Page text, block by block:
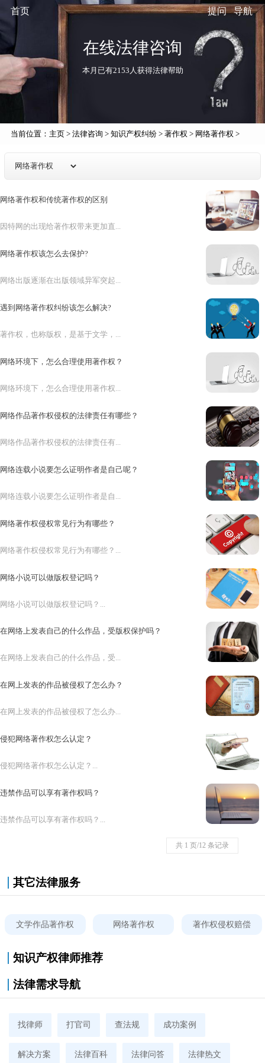
首页 导航
提问
在线法律咨询
本月已有2153人获得法律帮助
当前位置： 主页> 法律咨询 > 知识产权纠纷> 著作权 > 网络著作权 >
网络著作权和传统著作权的区别
因特网的出现给著作权带来更加直...
网络著作权该怎么去保护?
网络出版逐渐在出版领域异军突起...
遇到网络著作权纠纷该怎么解决?
著作权，也称版权，是基于文学，...
网络环境下，怎么合理使用著作权？
网络环境下，怎么合理使用著作权...
网络作品著作权侵权的法律责任有哪些？
网络作品著作权侵权的法律责任有...
网络连载小说要怎么证明作者是自己呢？
网络连载小说要怎么证明作者是自...
网络著作权侵权常见行为有哪些？
网络著作权侵权常见行为有哪些？...
网络小说可以做版权登记吗？
网络小说可以做版权登记吗？...
在网络上发表自己的什么作品，受版权保护吗？
在网络上发表自己的什么作品，受...
在网上发表的作品被侵权了怎么办？
在网上发表的作品被侵权了怎么办...
侵犯网络著作权怎么认定？
侵犯网络著作权怎么认定？...
违禁作品可以享有著作权吗？
违禁作品可以享有著作权吗？...
共 1 页/12 条记录
其它法律服务
文学作品著作权 网络著作权 著作权侵权赔偿
知识产权律师推荐
法律需求导航
找律师 打官司 查法规 成功案例
解决方案 法律百科 法律问答 法律热文